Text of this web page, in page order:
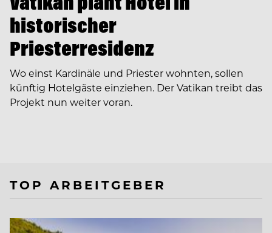
historischer
Priesterresidenz
Wo einst Kardinäle und Priester wohnten, sollen
künftig Hotelgäste einziehen. Der Vatikan treibt das
Projekt nun weiter voran.
TOP ARBEITGEBER